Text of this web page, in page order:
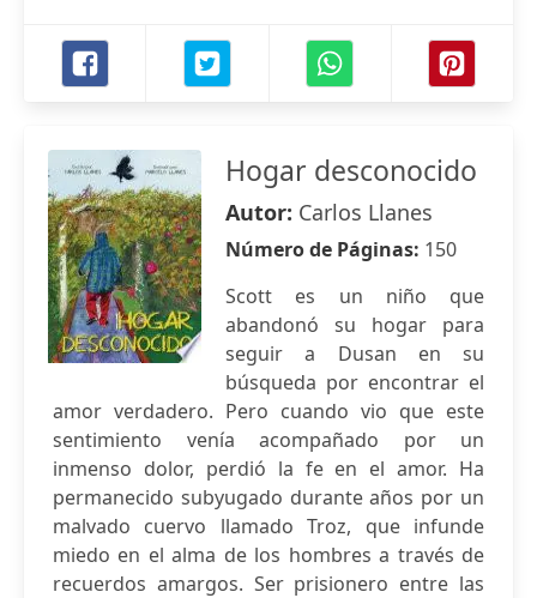
Hogar desconocido
Autor: Carlos Llanes
Número de Páginas: 150
Scott es un niño que
abandonó su hogar para
seguir a Dusan en su
búsqueda por encontrar el
amor verdadero. Pero cuando vio que este
sentimiento venía acompañado por un
inmenso dolor, perdió la fe en el amor. Ha
permanecido subyugado durante años por un
malvado cuervo llamado Troz, que infunde
miedo en el alma de los hombres a través de
recuerdos amargos. Ser prisionero entre las